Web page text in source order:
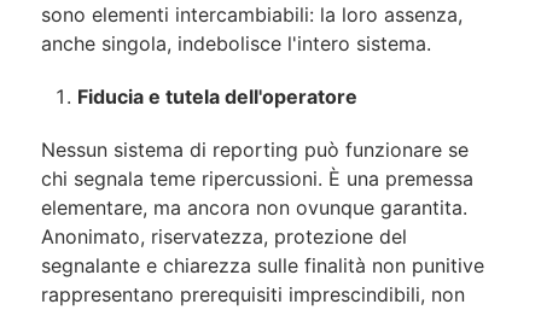
sono elementi intercambiabili: la loro assenza,
anche singola, indebolisce l'intero sistema.
Fiducia e tutela dell'operatore
Nessun sistema di reporting può funzionare se
chi segnala teme ripercussioni. È una premessa
elementare, ma ancora non ovunque garantita.
Anonimato, riservatezza, protezione del
segnalante e chiarezza sulle finalità non punitive
rappresentano prerequisiti imprescindibili, non